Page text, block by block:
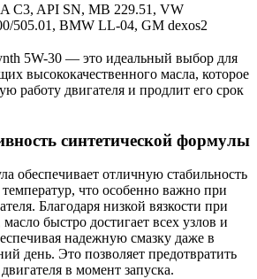
C3, API SN, MB 229.51, VW
505.01, BMW LL-04, GM dexos2
5W-30 — это идеальный выбор для
высококачественного масла, которое
работу двигателя и продлит его срок
синтетической формулы
обеспечивает отличную стабильность
что особенно важно при
Благодаря низкой вязкости при
быстро достигает всех узлов и
надежную смазку даже в
день. Это позволяет предотвратить
в момент запуска.